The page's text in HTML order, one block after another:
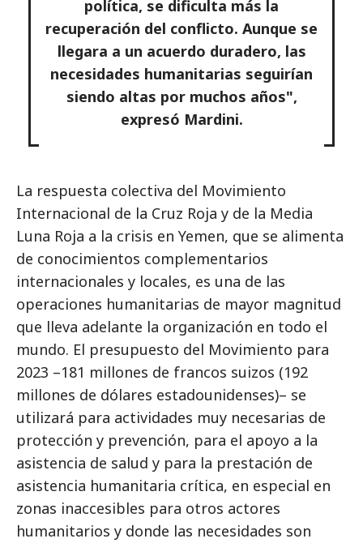
política, se dificulta más la
recuperación del conflicto. Aunque se
llegara a un acuerdo duradero, las
necesidades humanitarias seguirían
siendo altas por muchos años",
expresó Mardini.
La respuesta colectiva del Movimiento
Internacional de la Cruz Roja y de la Media
Luna Roja a la crisis en Yemen, que se alimenta
de conocimientos complementarios
internacionales y locales, es una de las
operaciones humanitarias de mayor magnitud
que lleva adelante la organización en todo el
mundo. El presupuesto del Movimiento para
2023 –181 millones de francos suizos (192
millones de dólares estadounidenses)– se
utilizará para actividades muy necesarias de
protección y prevención, para el apoyo a la
asistencia de salud y para la prestación de
asistencia humanitaria crítica, en especial en
zonas inaccesibles para otros actores
humanitarios y donde las necesidades son